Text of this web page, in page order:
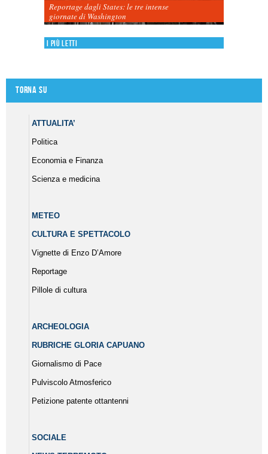
Reportage dagli States: le tre intense
giornate di Washington
I più letti
Torna su
ATTUALITA’
Politica
Economia e Finanza
Scienza e medicina
METEO
CULTURA E SPETTACOLO
Vignette di Enzo D’Amore
Reportage
Pillole di cultura
ARCHEOLOGIA
RUBRICHE GLORIA CAPUANO
Giornalismo di Pace
Pulviscolo Atmosferico
Petizione patente ottantenni
SOCIALE